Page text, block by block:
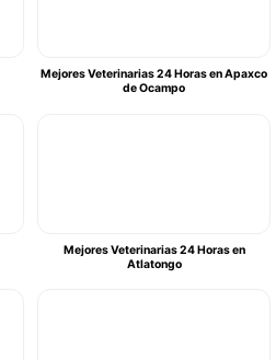
Mejores Veterinarias 24 Horas en Apaxco
de Ocampo
Mejores Veterinarias 24 Horas en
Atlatongo